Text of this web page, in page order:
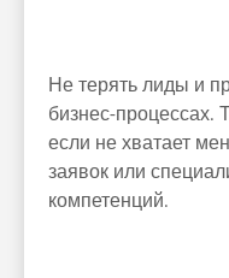
Не терять лиды и
бизнес-процессах.
если не хватает
заявок или
компетенций.